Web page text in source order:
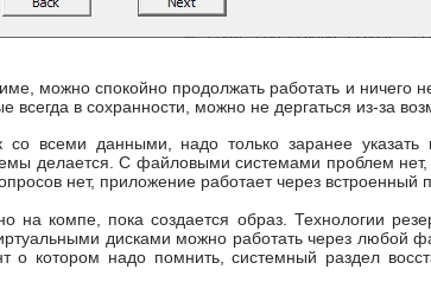
можно спокойно продолжать работать и ничего
всегда в сохранности, можно не дергаться из-за
со всеми данными, надо только заранее
делается. С файловыми системами проблем
нет, приложение работает через встроенный
компе, пока создается образ. Технологии
дисками можно работать через любой
о котором надо помнить, системный раздел